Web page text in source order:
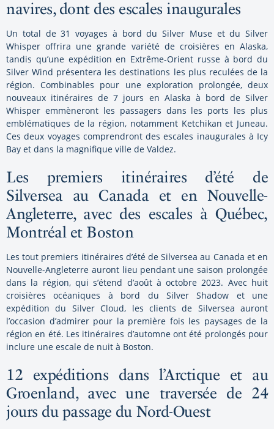
navires, dont des escales inaugurales
Un total de 31 voyages à bord du Silver Muse et du Silver
Whisper offrira une grande variété de croisières en Alaska,
tandis qu’une expédition en Extrême-Orient russe à bord du
Silver Wind présentera les destinations les plus reculées de la
région. Combinables pour une exploration prolongée, deux
nouveaux itinéraires de 7 jours en Alaska à bord de Silver
Whisper emmèneront les passagers dans les ports les plus
emblématiques de la région, notamment Ketchikan et Juneau.
Ces deux voyages comprendront des escales inaugurales à Icy
Bay et dans la magnifique ville de Valdez.
Les premiers itinéraires d’été de
Silversea au Canada et en Nouvelle-
Angleterre, avec des escales à Québec,
Montréal et Boston
Les tout premiers itinéraires d’été de Silversea au Canada et en
Nouvelle-Angleterre auront lieu pendant une saison prolongée
dans la région, qui s’étend d’août à octobre 2023. Avec huit
croisières océaniques à bord du Silver Shadow et une
expédition du Silver Cloud, les clients de Silversea auront
l’occasion d’admirer pour la première fois les paysages de la
région en été. Les itinéraires d’automne ont été prolongés pour
inclure une escale de nuit à Boston.
12 expéditions dans l’Arctique et au
Groenland, avec une traversée de 24
jours du passage du Nord-Ouest